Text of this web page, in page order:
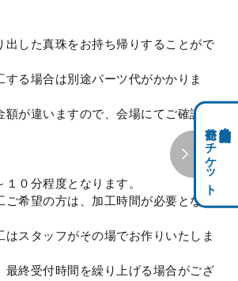
出した真珠をお持ち帰りすることがで
る場合は別途パーツ代がかかりま
が違いますので、会場にてご確認く
１０分程度となります。
ご希望の方は、加工時間が必要となり
はスタッフがその場でお作りいたしま
最終受付時間を繰り上げる場合がござ
前売りチケット